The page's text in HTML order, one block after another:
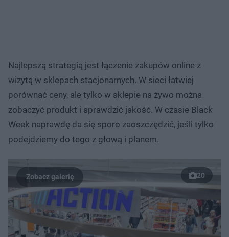
Najlepszą strategią jest łączenie zakupów online z
wizytą w sklepach stacjonarnych. W sieci łatwiej
porównać ceny, ale tylko w sklepie na żywo można
zobaczyć produkt i sprawdzić jakość. W czasie Black
Week naprawdę da się sporo zaoszczędzić, jeśli tylko
podejdziemy do tego z głową i planem.
20